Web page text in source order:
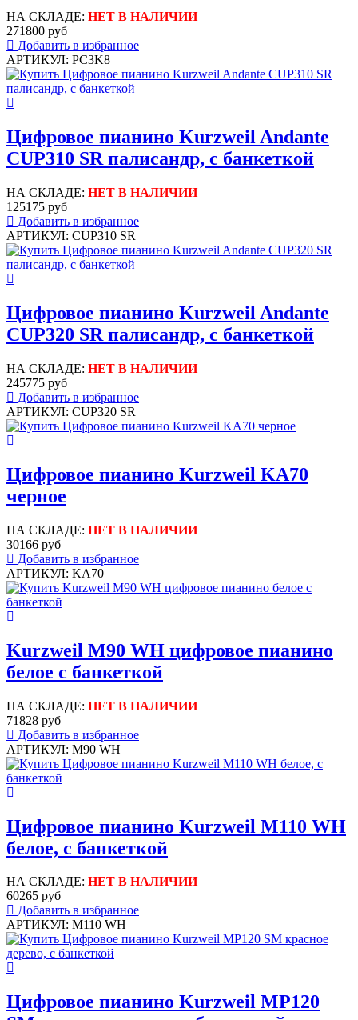
НА СКЛАДЕ: НЕТ В НАЛИЧИИ
271800 руб
Добавить в избранное
АРТИКУЛ: PC3K8
Цифровое пианино Kurzweil Andante
CUP310 SR палисандр, с банкеткой
НА СКЛАДЕ: НЕТ В НАЛИЧИИ
125175 руб
Добавить в избранное
АРТИКУЛ: CUP310 SR
Цифровое пианино Kurzweil Andante
CUP320 SR палисандр, с банкеткой
НА СКЛАДЕ: НЕТ В НАЛИЧИИ
245775 руб
Добавить в избранное
АРТИКУЛ: CUP320 SR
Цифровое пианино Kurzweil KA70
черное
НА СКЛАДЕ: НЕТ В НАЛИЧИИ
30166 руб
Добавить в избранное
АРТИКУЛ: KA70
Kurzweil M90 WH цифровое пианино
белое с банкеткой
НА СКЛАДЕ: НЕТ В НАЛИЧИИ
71828 руб
Добавить в избранное
АРТИКУЛ: M90 WH
Цифровое пианино Kurzweil M110 WH
белое, с банкеткой
НА СКЛАДЕ: НЕТ В НАЛИЧИИ
60265 руб
Добавить в избранное
АРТИКУЛ: M110 WH
Цифровое пианино Kurzweil MP120